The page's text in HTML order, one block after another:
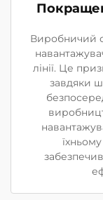
Виробничий
лінії. Це
завдяки